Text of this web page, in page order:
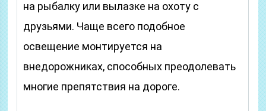
на рыбалку или вылазке на охоту с
друзьями. Чаще всего подобное
освещение монтируется на
внедорожниках, способных преодолевать
многие препятствия на дороге.